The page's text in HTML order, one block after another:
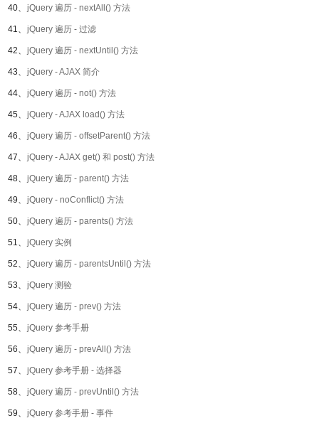
40、 jQuery 遍历 - nextAll() 方法
41、 jQuery 遍历 - 过滤
42、 jQuery 遍历 - nextUntil() 方法
43、 jQuery - AJAX 简介
44、 jQuery 遍历 - not() 方法
45、 jQuery - AJAX load() 方法
46、 jQuery 遍历 - offsetParent() 方法
47、 jQuery - AJAX get() 和 post() 方法
48、 jQuery 遍历 - parent() 方法
49、 jQuery - noConflict() 方法
50、 jQuery 遍历 - parents() 方法
51、 jQuery 实例
52、 jQuery 遍历 - parentsUntil() 方法
53、 jQuery 测验
54、 jQuery 遍历 - prev() 方法
55、 jQuery 参考手册
56、 jQuery 遍历 - prevAll() 方法
57、 jQuery 参考手册 - 选择器
58、 jQuery 遍历 - prevUntil() 方法
59、 jQuery 参考手册 - 事件